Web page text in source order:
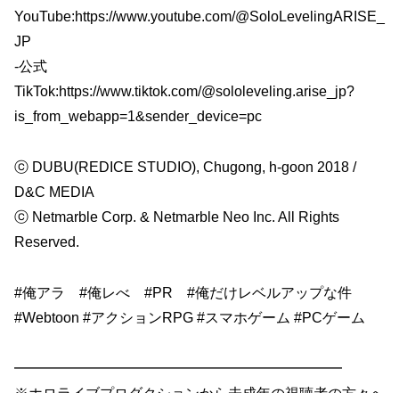
YouTube:https://www.youtube.com/@SoloLevelingARISE_
JP
-公式
TikTok:https://www.tiktok.com/@sololeveling.arise_jp?
is_from_webapp=1&sender_device=pc
ⓒ DUBU(REDICE STUDIO), Chugong, h-goon 2018 /
D&C MEDIA
ⓒ Netmarble Corp. & Netmarble Neo Inc. All Rights
Reserved.
#俺アラ #俺レべ #PR #俺だけレベルアップな件
#Webtoon #アクションRPG #スマホゲーム #PCゲーム
━━━━━━━━━━━━━━━━━━━━━━━